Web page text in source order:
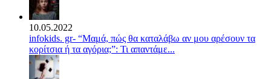
10.05.2022
infokids. gr- “Μαμά, πώς θα καταλάβω αν μου αρέσουν τα
κορίτσια ή τα αγόρια;”: Τι απαντάμε...